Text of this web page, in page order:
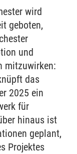
wird
geboten,
und
mitzuwirken:
das
2025 ein
für
hinaus ist
geplant,
Projektes